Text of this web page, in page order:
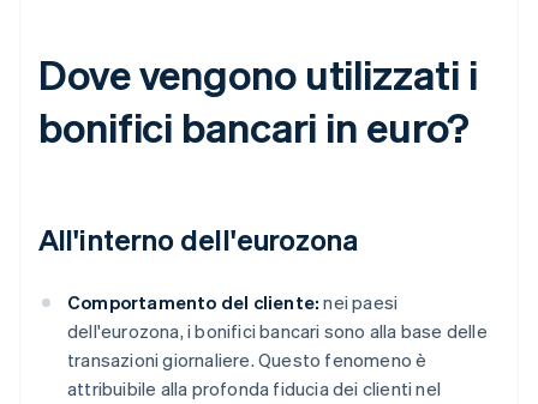
Dove vengono utilizzati i
bonifici bancari in euro?
All'interno dell'eurozona
Comportamento del cliente: nei paesi
dell'eurozona, i bonifici bancari sono alla base delle
transazioni giornaliere. Questo fenomeno è
attribuibile alla profonda fiducia dei clienti nel